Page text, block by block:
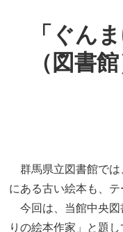
「ぐん
（図書館
群馬県立図書館では
にある古い絵本も、テ
今回は、当館中央図
りの絵本作家」と題